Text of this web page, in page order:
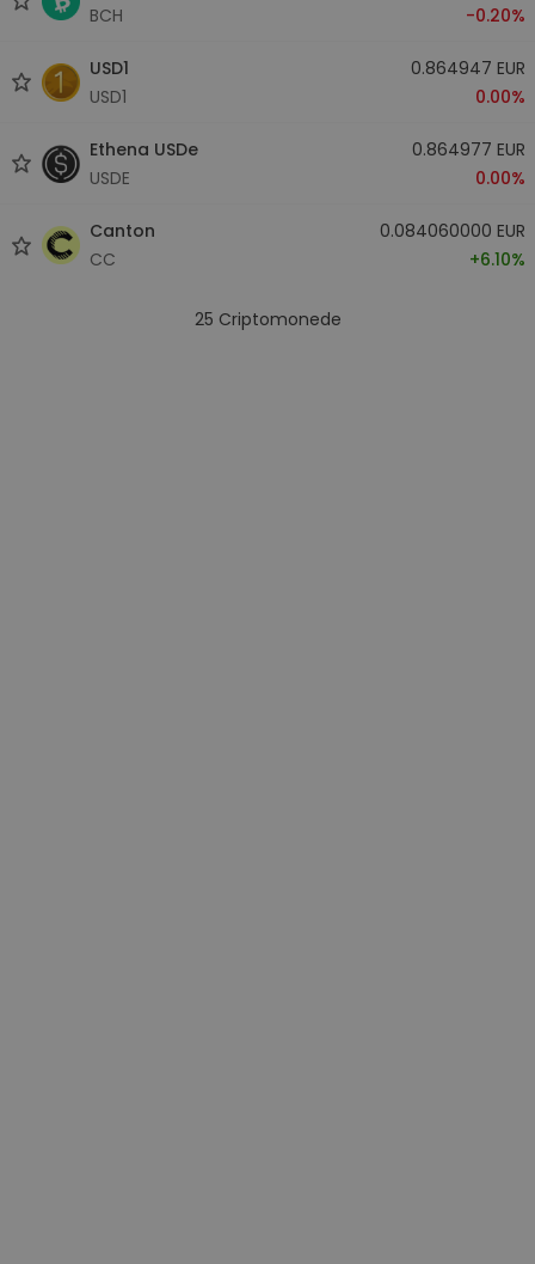
BCH
-0.20%
USD1
USD1
0.864947 EUR
0.00%
Ethena USDe
USDE
0.864977 EUR
0.00%
Canton
CC
0.084060000 EUR
+6.10%
25 Criptomonede